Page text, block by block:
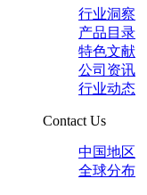
行业洞察
产品目录
特色文献
公司资讯
行业动态
Contact Us
中国地区
全球分布